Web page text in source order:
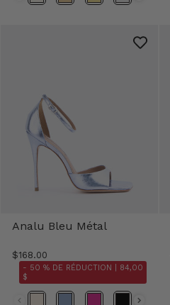
Analu Bleu Métal
$168.00
- 50 % DE RÉDUCTION |
84,00
$
Couleur